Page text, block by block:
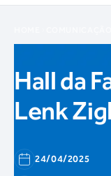
Hall da
Lenk
24/04/2025